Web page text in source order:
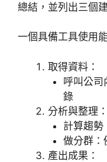
總結，並列出三個建
一個具備工具使用
取得資料：
呼叫公司
錄
分析與整理：
計算趨勢
做分群：
產出成果：